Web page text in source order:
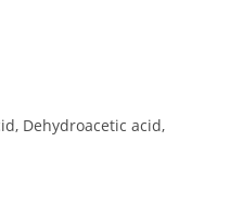
Dehydroacetic acid,